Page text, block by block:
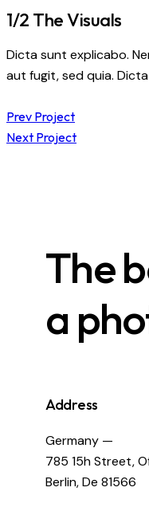
1/2 The Visuals
Dicta sunt explicabo.
aut fugit, sed quia.
Prev Project
Next Project
The
a
Address
Germany —
785 15h Street,
Berlin, De 81566